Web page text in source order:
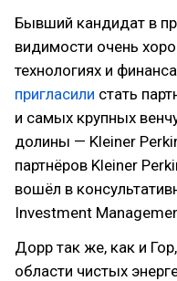
Бывший кандидат в
видимости очень
технологиях и
пригласили стать
и самых крупных
долины — Kleiner
партнёров Kleiner
вошёл в
Investment
Дорр так же, как и
области чистых